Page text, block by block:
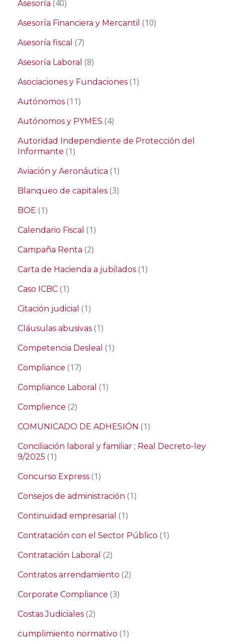
Asesoría (40)
Asesoría Financiera y Mercantil (10)
Asesoría fiscal (7)
Asesoría Laboral (8)
Asociaciones y Fundaciones (1)
Autónomos (11)
Autónomos y PYMES (4)
Autoridad Independiente de Protección del
Informante (1)
Aviación y Aeronáutica (1)
Blanqueo de capitales (3)
BOE (1)
Calendario Fiscal (1)
Campaña Renta (2)
Carta de Hacienda a jubilados (1)
Caso ICBC (1)
Citación judicial (1)
Cláusulas abusivas (1)
Competencia Desleal (1)
Compliance (17)
Compliance Laboral (1)
Complience (2)
COMUNICADO DE ADHESIÓN (1)
Conciliación laboral y familiar ; Real Decreto-ley
9/2025 (1)
Concurso Express (1)
Consejos de administración (1)
Continuidad empresarial (1)
Contratación con el Sector Público (1)
Contratación Laboral (2)
Contratos arrendamiento (2)
Corporate Compliance (3)
Costas Judiciales (2)
cumplimiento normativo (1)